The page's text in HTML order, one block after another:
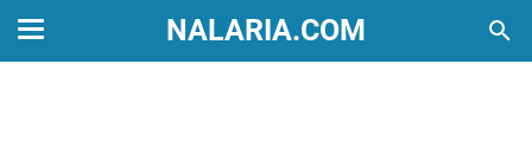
NALARIA.COM